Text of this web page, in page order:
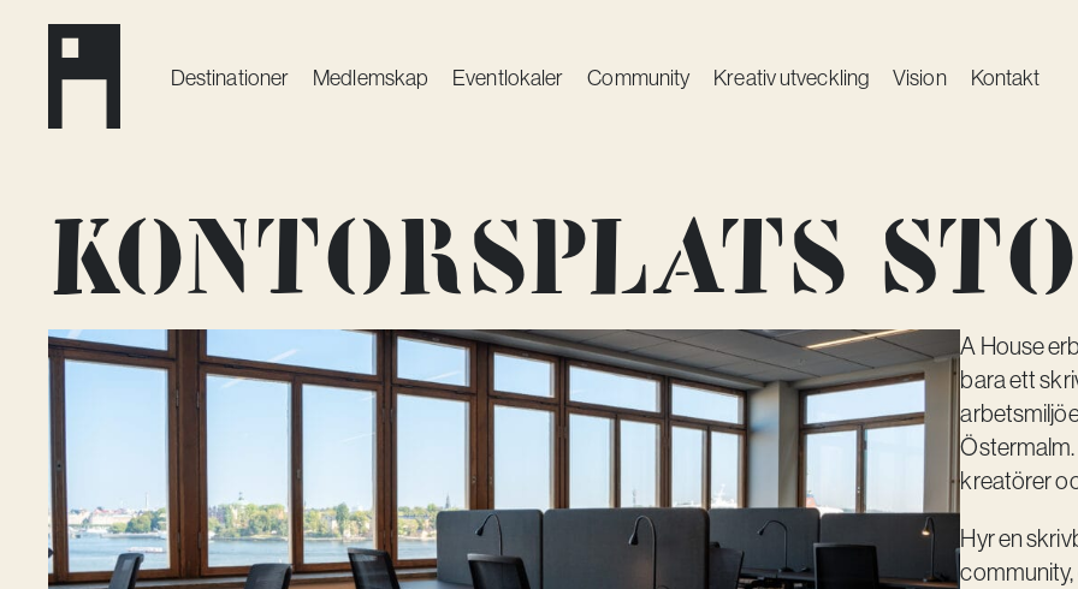
Destinationer Medlemskap Event­lokaler Community Kreativ utveckling Vision Kontakt
Kontorsplats
A House
bara ett
kreatörer
Hyr en
community,